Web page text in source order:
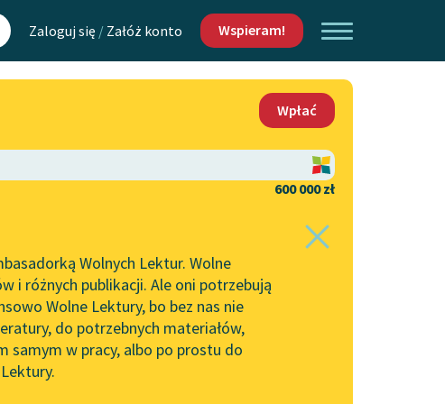
Zaloguj się / Załóż konto Wspieram!
Lektur
Lektur
Kontakt
O projekcie
Zasady wykorzystania
Wolnych Lektur
Logotypy
Materiały promocyjne
Wpłać
600 000 zł
Wolnych Lektur. Wolne
i różnych publikacji. Ale oni potrzebują
Wolne Lektury, bo bez nas nie
do potrzebnych materiałów,
samym w pracy, albo po prostu do